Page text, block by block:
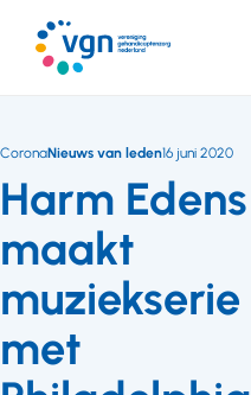
naar
hoofdinhoud
Harm Edens
maakt
muziekserie
met
CoronaNieuws van leden16 juni 2020